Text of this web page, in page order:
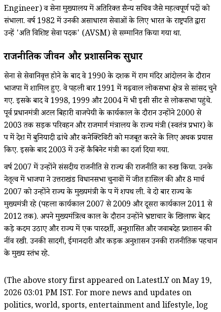
Engineer) व सेना मुख्यालय में अतिरिक्त सैन्य सचिव जैसे महत्वपूर्ण पदों को
संभाला. वर्ष 1982 में उनकी असाधारण सेवाओं के लिए भारत के राष्ट्रपति द्वारा
उन्हें 'अति विशिष्ट सेवा पदक' (AVSM) से सम्मानित किया गया था.
राजनीतिक जीवन और प्रशासनिक सुधार
सेना से सेवानिवृत्त होने के बाद वे 1990 के दशक में राम मंदिर आंदोलन के दौरान
भाजपा में शामिल हुए. वे पहली बार 1991 में गढ़वाल लोकसभा क्षेत्र से सांसद चुने
गए. इसके बाद वे 1998, 1999 और 2004 में भी इसी सीट से लोकसभा पहुंचे.
पूर्व प्रधानमंत्री अटल बिहारी वाजपेयी के कार्यकाल के दौरान उन्होंने 2000 से
2003 तक सड़क परिवहन और राजमार्ग मंत्रालय के राज्य मंत्री (स्वतंत्र प्रभार) के
रूप में देश में बुनियादी ढांचे और कनेक्टिविटी को मजबूत करने के लिए अथक प्रयास
किए. इसके बाद 2003 में उन्हें कैबिनेट मंत्री का दर्जा दिया गया.
वर्ष 2007 में उन्होंने संसदीय राजनीति से राज्य की राजनीति का रुख किया. उनके
नेतृत्व में भाजपा ने उत्तराखंड विधानसभा चुनावों में जीत हासिल की और 8 मार्च
2007 को उन्होंने राज्य के मुख्यमंत्री के रूप में शपथ ली. वे दो बार राज्य के
मुख्यमंत्री रहे (पहला कार्यकाल 2007 से 2009 और दूसरा कार्यकाल 2011 से
2012 तक). अपने मुख्यमंत्रित्व काल के दौरान उन्होंने भ्रष्टाचार के खिलाफ बेहद
कड़े कदम उठाए और राज्य में एक पारदर्शी, अनुशासित और जवाबदेह प्रशासन की
नींव रखी. उनकी सादगी, ईमानदारी और कड़क अनुशासन उनकी राजनीतिक पहचान
के मुख्य स्तंभ रहे.
(The above story first appeared on LatestLY on May 19,
2026 03:01 PM IST. For more news and updates on
politics, world, sports, entertainment and lifestyle, log